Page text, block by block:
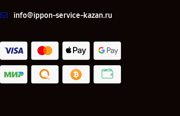
info@ippon-service-kazan.ru